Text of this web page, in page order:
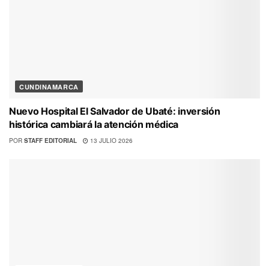
CUNDINAMARCA
Nuevo Hospital El Salvador de Ubaté: inversión
histórica cambiará la atención médica
POR STAFF EDITORIAL 13 JULIO 2026